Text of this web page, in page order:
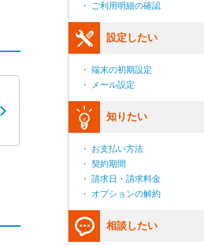
・ ご利用明細の確認
設定したい
・ 端末の初期設定
・ メール設定
知りたい
・ お支払い方法
・ 契約期間
・ 請求日・請求料金
・ オプションの解約
相談したい